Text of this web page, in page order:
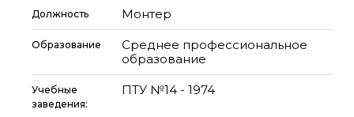
Должность Монтер
Образование
Среднее профессиональное
образование
Учебные
заведения:
ПТУ №14 - 1974